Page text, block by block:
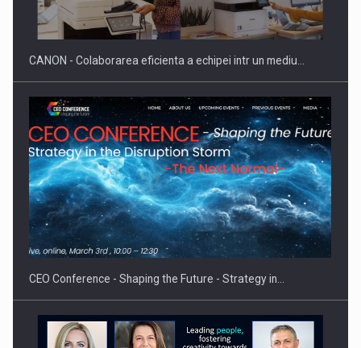
doua…
Fondul de investitii BoldMind si echipa de management a…
CANON - Colaborarea eficienta a echipei intr un mediu…
CEO Conference - Shaping the Future - Strategy in…